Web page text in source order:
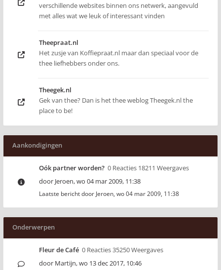
verschillende websites binnen ons netwerk, aangevuld
met alles wat we leuk of interessant vinden
Theepraat.nl
Het zusje van Koffiepraat.nl maar dan speciaal voor de
thee liefhebbers onder ons.
Theegek.nl
Gek van thee? Dan is het thee weblog Theegek.nl the
place to be!
Aankondigingen
Oók partner worden? 0 Reacties 18211 Weergaves
door Jeroen,wo 04 mar 2009, 11:38
Laatste bericht door Jeroen, wo 04 mar 2009, 11:38
Onderwerpen
Fleur de Café 0 Reacties 35250 Weergaves
door Martijn,wo 13 dec 2017, 10:46